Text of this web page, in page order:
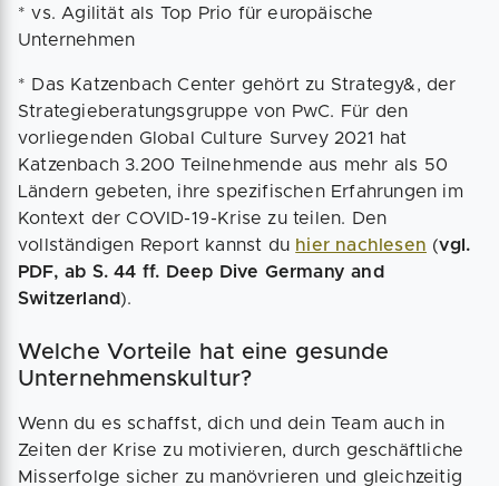
* vs. Agilität als Top Prio für europäische
Unternehmen
* Das Katzenbach Center gehört zu Strategy&, der
Strategieberatungsgruppe von PwC. Für den
vorliegenden Global Culture Survey 2021 hat
Katzenbach 3.200 Teilnehmende aus mehr als 50
Ländern gebeten, ihre spezifischen Erfahrungen im
Kontext der COVID-19-Krise zu teilen. Den
vollständigen Report kannst du hier nachlesen (vgl.
PDF, ab S. 44 ff. Deep Dive Germany and
Switzerland).
Welche Vorteile hat eine gesunde
Unternehmenskultur?
Wenn du es schaffst, dich und dein Team auch in
Zeiten der Krise zu motivieren, durch geschäftliche
Misserfolge sicher zu manövrieren und gleichzeitig